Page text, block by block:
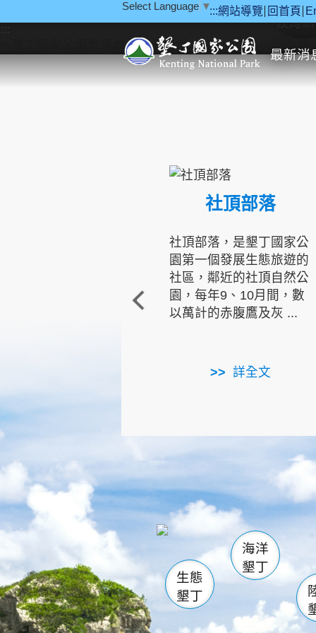
:::網站導覽 回首頁
Select Language ▼
最新消
::: 教育
社頂部落
社頂部落，是墾丁國家公
園第一個發展生態旅遊的
社區，鄰近的社頂自然公
園，每年9、10月間，數
以萬計的赤腹鷹及灰 ...
詳全文
龜山 海生館
恆春
龍鑾潭自
瓊麻館
關山
白砂
生態
墾丁
海洋
墾丁